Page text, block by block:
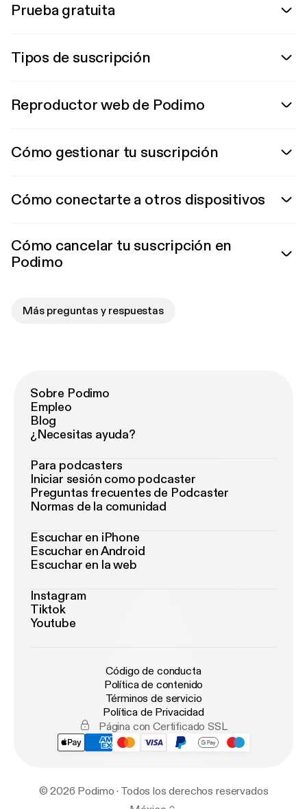
Prueba gratuita
Tipos de suscripción
Reproductor web de Podimo
Cómo gestionar tu suscripción
Cómo conectarte a otros dispositivos
Cómo cancelar tu suscripción en
Podimo
Más preguntas y respuestas
Sobre Podimo
Empleo
Blog
¿Necesitas ayuda?
Para podcasters
Iniciar sesión como podcaster
Preguntas frecuentes de Podcaster
Normas de la comunidad
Escuchar en iPhone
Escuchar en Android
Escuchar en la web
Instagram
Tiktok
Youtube
Código de conducta
Política de contenido
Términos de servicio
Política de Privacidad
Página con Certificado SSL
© 2026 Podimo · Todos los derechos reservados